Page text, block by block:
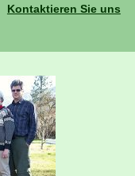
Blog
Kontaktieren Sie uns